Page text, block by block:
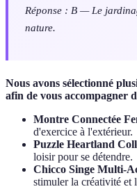
Réponse : B — Le
nature.
Nous avons sélectionné
afin de vous accompagner
Montre Connectée
d'exercice à l'extérieur.
Puzzle Heartland
loisir pour se détendre.
Chicco Singe Multi-
stimuler la créativité et